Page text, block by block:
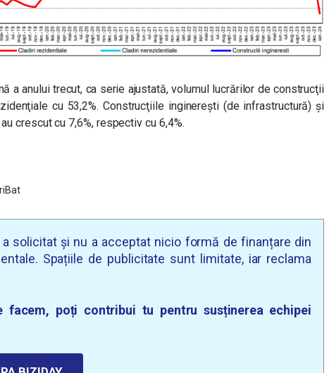
a anului trecut, ca serie ajustată, volumul lucrărilor de construcţii
cu 53,2%. Construcţiile inginereşti (de infrastructură) şi
crescut cu 7,6%, respectiv cu 6,4%.
a solicitat și nu a acceptat nicio formă de finanțare din
Spațiile de publicitate sunt limitate, iar reclama
facem, poți contribui tu pentru susținerea echipei